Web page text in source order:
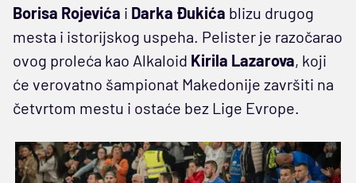
Borisa Rojevića i Darka Đukića blizu drugog
mesta i istorijskog uspeha. Pelister je razočarao
ovog proleća kao Alkaloid Kirila Lazarova, koji
će verovatno šampionat Makedonije završiti na
četvrtom mestu i ostaće bez Lige Evrope.